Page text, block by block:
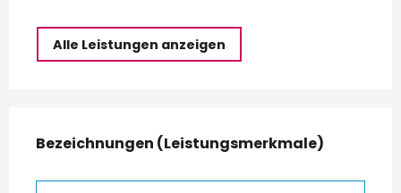
Alle Leistungen anzeigen
Leistungensmöglichkeiten
Bezeichnungen (Leistungsmerkmale)
Bezeichnungen (Leistungsmerkmale)